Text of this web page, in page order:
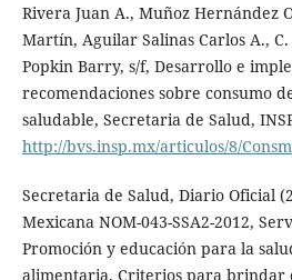
Rivera Juan A., Muñoz Hernández
Martín, Aguilar Salinas Carlos A.,
Popkin Barry, s/f, Desarrollo e
recomendaciones sobre consumo
saludable, Secretaria de Salud,
http://bvs.insp.mx/articulos/8/
Secretaria de Salud, Diario Oficial
Mexicana NOM-043-SSA2-2012,
Promoción y educación para la
alimentaria. Criterios para brindar